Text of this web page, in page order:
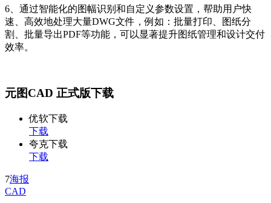
6、通过智能化的图幅识别和自定义参数设置，帮助用户快
速、高效地处理大量DWG文件，例如：批量打印、图纸分
割、批量导出PDF等功能，可以显著提升图纸管理和设计交付
效率。
元图CAD 正式版下载
优软下载
下载
夸克下载
下载
7海报
CAD